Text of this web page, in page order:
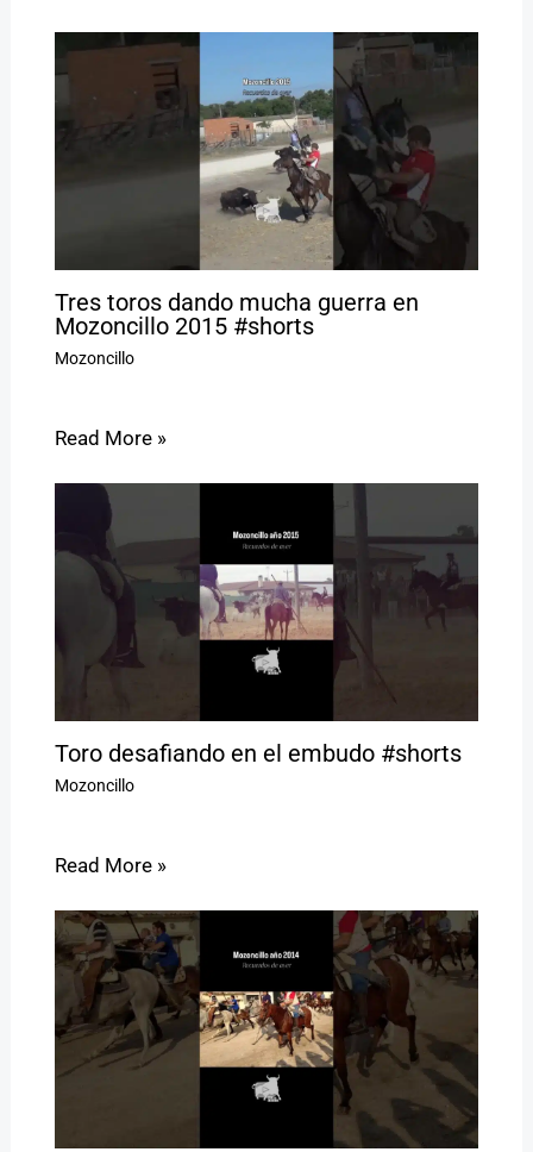
Tres toros dando mucha guerra en
Mozoncillo 2015 #shorts
Mozoncillo
Read More »
Toro desafiando en el embudo #shorts
Mozoncillo
Read More »